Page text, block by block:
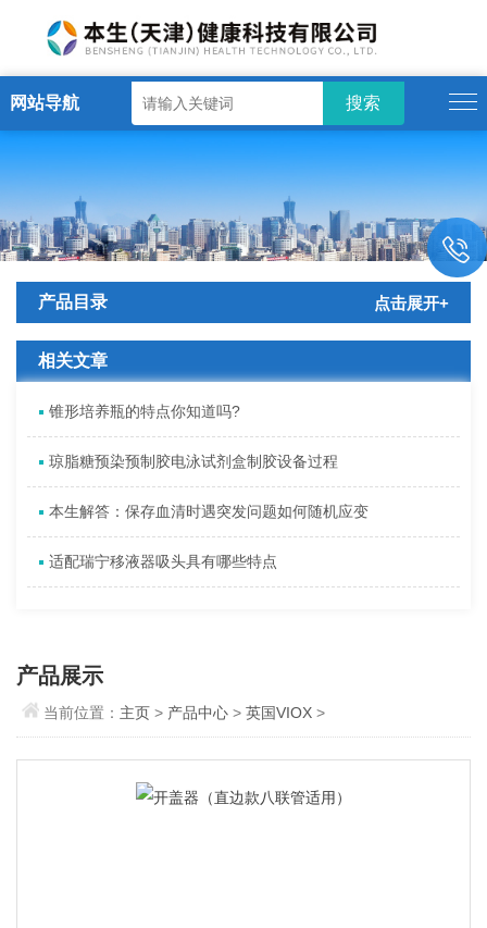
网站导航
产品目录 点击展开+
相关文章
锥形培养瓶的特点你知道吗?
琼脂糖预染预制胶电泳试剂盒制胶设备过程
本生解答：保存血清时遇突发问题如何随机应变
适配瑞宁移液器吸头具有哪些特点
产品展示
当前位置： 主页> 产品中心>英国VIOX >